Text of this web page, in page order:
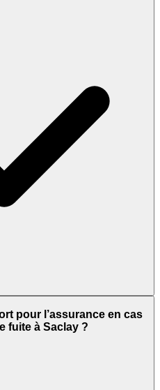
pour l’assurance en cas
fuite à Saclay ?